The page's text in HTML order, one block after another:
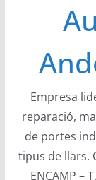
DEA
de
Empresa
reparació,
de portes
tipus de llars.
ENCAMP –